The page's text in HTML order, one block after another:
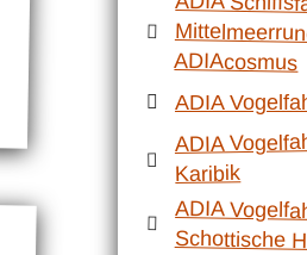
ADIAcosmus
ADIA
ADIA
Karibik
ADIA
Schottische